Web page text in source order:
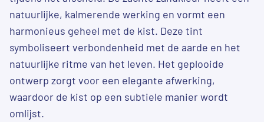
natuurlijke, kalmerende werking en vormt een
harmonieus geheel met de kist. Deze tint
symboliseert verbondenheid met de aarde en het
natuurlijke ritme van het leven. Het geplooide
ontwerp zorgt voor een elegante afwerking,
waardoor de kist op een subtiele manier wordt
omlijst.